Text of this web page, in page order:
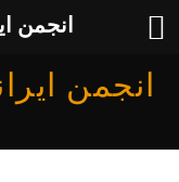
انجمن
انجمن